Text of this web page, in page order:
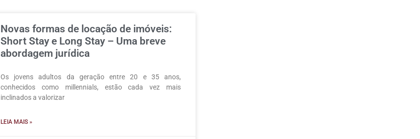
Novas formas de locação de imóveis:
Short Stay e Long Stay – Uma breve
abordagem jurídica
Os jovens adultos da geração entre 20 e 35 anos,
conhecidos como millennials, estão cada vez mais
inclinados a valorizar
LEIA MAIS »